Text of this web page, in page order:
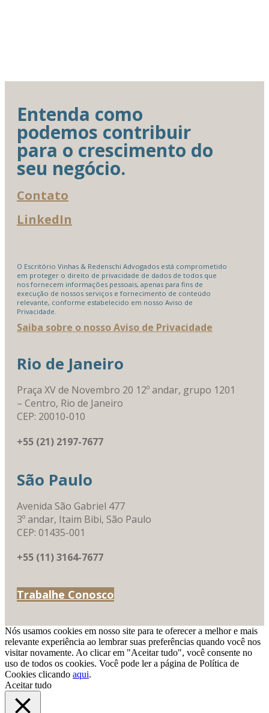
Entenda como
podemos contribuir
para o crescimento do
seu negócio.
Contato
LinkedIn
O Escritório Vinhas & Redenschi Advogados está comprometido
em proteger o direito de privacidade de dados de todos que
nos fornecem informações pessoais, apenas para fins de
execução de nossos serviços e fornecimento de conteúdo
relevante, conforme estabelecido em nosso Aviso de
Privacidade.
Saiba sobre o nosso Aviso de Privacidade
Rio de Janeiro
Praça XV de Novembro 20 12º andar, grupo 1201
– Centro, Rio de Janeiro
CEP: 20010-010
+55 (21) 2197-7677
São Paulo
Avenida São Gabriel 477
3º andar, Itaim Bibi, São Paulo
CEP: 01435-001
+55 (11) 3164-7677
Trabalhe Conosco
Nós usamos cookies em nosso site para te oferecer a melhor e mais
relevante experiência ao lembrar suas preferências quando você nos
visitar novamente. Ao clicar em "Aceitar tudo", você consente no
uso de todos os cookies. Você pode ler a página de Política de
Cookies clicando aqui.
Aceitar tudo